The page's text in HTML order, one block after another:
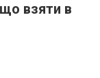
взяти в